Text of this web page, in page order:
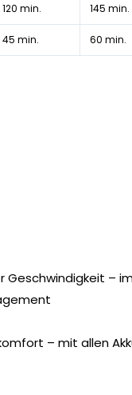
120 min. 145 min.
45 min. 60 min.
Geschwindigkeit –
– mit allen